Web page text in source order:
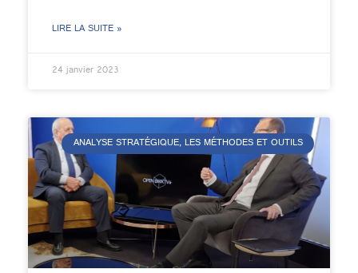
LIRE LA SUITE »
24 janvier 2023
ANALYSE STRATÉGIQUE, LES MÉTHODES ET OUTILS